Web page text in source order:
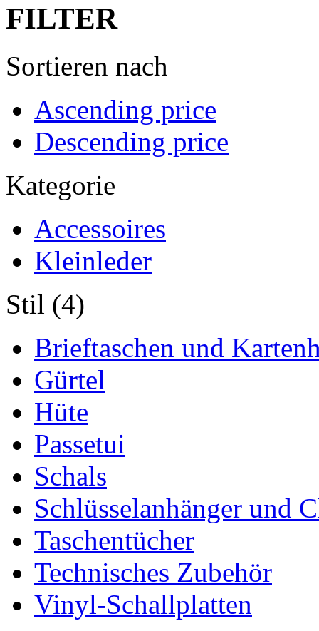
FILTER
Sortieren nach
Ascending price
Descending price
Kategorie
Accessoires
Kleinleder
Stil (4)
Brieftaschen und
Gürtel
Hüte
Passetui
Schals
Schlüsselanhänger und
Taschentücher
Technisches Zubehör
Vinyl-Schallplatten